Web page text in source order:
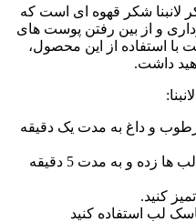
شکر قهوه ای است که
و از بین رفتن پوست های
استفاده از این محصول،
داشت.
و داغ به مدت یک دقیقه
مقدار کافی از محصول را به لب ها زده و به مدت 5 دقیقه
کنید.
لب استفاده کنید